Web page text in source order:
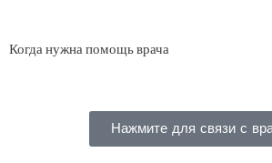
Когда нужна помощь врача
Нажмите для связи с